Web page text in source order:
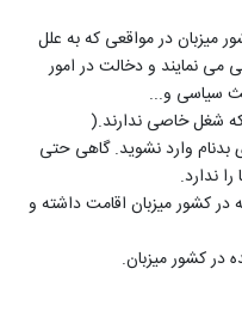
میزبان در مواقعی که به علل
می نمایند و دخالت در امور
سیاسی و...
شغل خاصی ندارند).
وارد نشوید. گاهی حتی
ندارد.
در کشور میزبان اقامت داشته و
در کشور میزبان.